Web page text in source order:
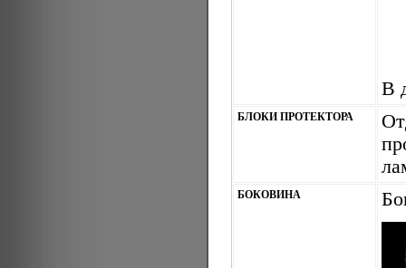
В
БЛОКИ ПРОТЕКТОРА
БОКОВИНА